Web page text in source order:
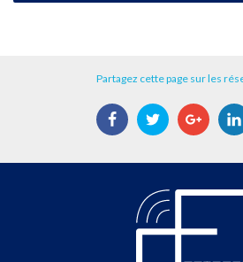
Partagez cette page sur les
FacebookTwitter